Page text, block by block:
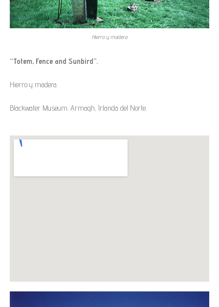
Hierro y madera
“Totem, Fence and Sunbird”.
Hierro y madera.
Blackwater Museum. Armagh, Irlanda del Norte.